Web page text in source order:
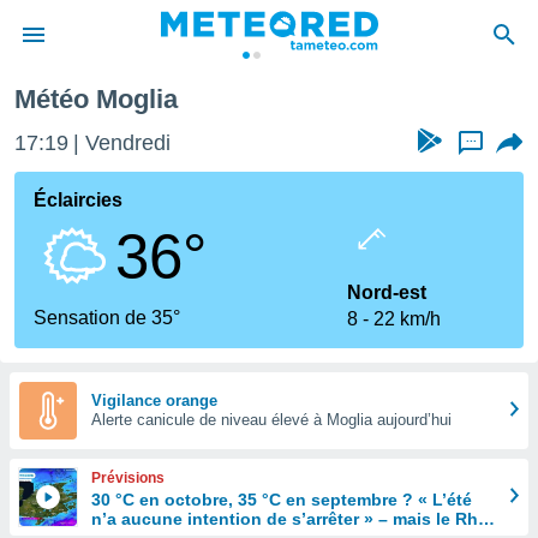
de
Météo Moglia
17:19 Vendredi ...
Éclaircies
36°
Sensation de 35°
Nord-est
8
22 km/h
Vigilance orange
Alerte canicule de niveau élevé à Moglia aujourd’hui
Prévisions
30 °C en octobre, 35 °C en septembre ? « L’été
n’a aucune intention de s’arrêter » – mais le Rhin